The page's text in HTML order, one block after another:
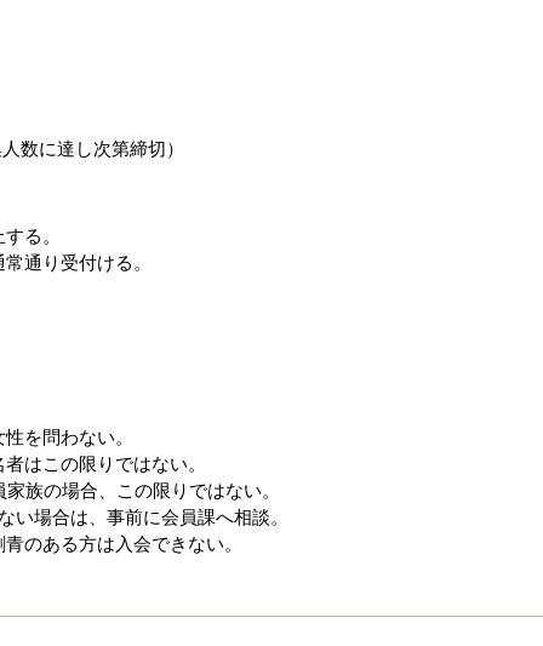
数に達し次第締切）
る。
通り受付ける。
を問わない。
はこの限りではない。
族の場合、この限りではない。
い場合は、事前に会員課へ相談。
のある方は入会できない。